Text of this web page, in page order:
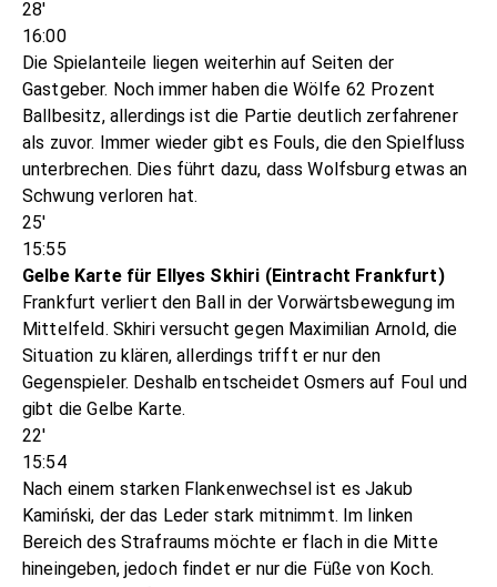
28'
16:00
Die Spielanteile liegen weiterhin auf Seiten der
Gastgeber. Noch immer haben die Wölfe 62 Prozent
Ballbesitz, allerdings ist die Partie deutlich zerfahrener
als zuvor. Immer wieder gibt es Fouls, die den Spielfluss
unterbrechen. Dies führt dazu, dass Wolfsburg etwas an
Schwung verloren hat.
25'
15:55
Gelbe Karte für Ellyes Skhiri (Eintracht Frankfurt)
Frankfurt verliert den Ball in der Vorwärtsbewegung im
Mittelfeld. Skhiri versucht gegen Maximilian Arnold, die
Situation zu klären, allerdings trifft er nur den
Gegenspieler. Deshalb entscheidet Osmers auf Foul und
gibt die Gelbe Karte.
22'
15:54
Nach einem starken Flankenwechsel ist es Jakub
Kamiński, der das Leder stark mitnimmt. Im linken
Bereich des Strafraums möchte er flach in die Mitte
hineingeben, jedoch findet er nur die Füße von Koch.